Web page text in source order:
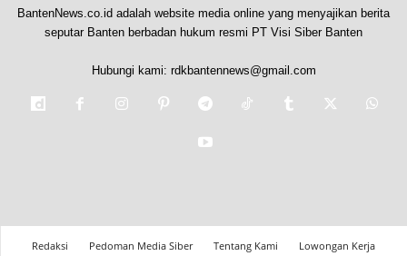
BantenNews.co.id adalah website media online yang menyajikan berita
seputar Banten berbadan hukum resmi PT Visi Siber Banten
Hubungi kami: rdkbantennews@gmail.com
Redaksi Pedoman Media Siber Tentang Kami
Lowongan Kerja